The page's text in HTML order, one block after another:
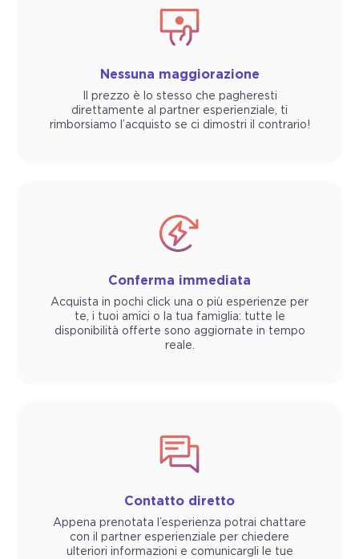
Nessuna maggiorazione
Il prezzo è lo stesso che pagheresti
direttamente al partner esperienziale, ti
rimborsiamo l’acquisto se ci dimostri il contrario!
Conferma immediata
Acquista in pochi click una o più esperienze per
te, i tuoi amici o la tua famiglia: tutte le
disponibilità offerte sono aggiornate in tempo
reale.
Contatto diretto
Appena prenotata l’esperienza potrai chattare
con il partner esperienziale per chiedere
ulteriori informazioni e comunicargli le tue